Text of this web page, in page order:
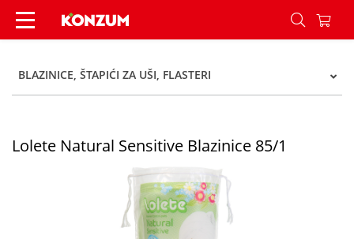
Lolete Natural Sensitive Blazinice 85/1 - Konzum
BLAZINICE, ŠTAPIĆI ZA UŠI, FLASTERI
Lolete Natural Sensitive Blazinice 85/1